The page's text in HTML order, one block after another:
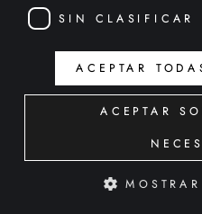
SIN CLASIFICAR
ACEPTAR
ACEPTAR